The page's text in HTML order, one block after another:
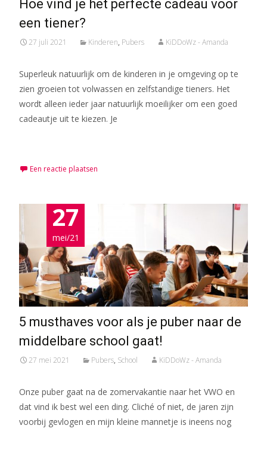
Hoe vind je het perfecte cadeau voor
een tiener?
27 juli 2021 Kinderen, Pubers KiDDoWz - Amanda
Superleuk natuurlijk om de kinderen in je omgeving op te
zien groeien tot volwassen en zelfstandige tieners. Het
wordt alleen ieder jaar natuurlijk moeilijker om een goed
cadeautje uit te kiezen. Je
Een reactie plaatsen
27
mei/21
5 musthaves voor als je puber naar de
middelbare school gaat!
27 mei 2021 Pubers, School KiDDoWz - Amanda
Onze puber gaat na de zomervakantie naar het VWO en
dat vind ik best wel een ding. Cliché of niet, de jaren zijn
voorbij gevlogen en mijn kleine mannetje is ineens nog